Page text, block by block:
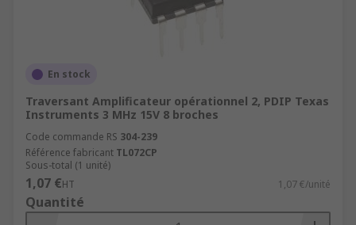
En stock
Traversant Amplificateur opérationnel 2, PDIP Texas
Instruments 3 MHz 15V 8 broches
Code commande RS 304-239
Référence fabricant TL072CP
Sous-total (1 unité)
1,07 €HT 1,07 €/unité
Quantité